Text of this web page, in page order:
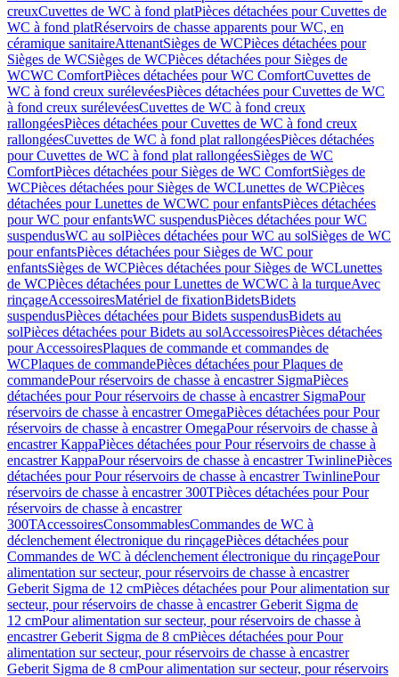
creuxCuvettes de WC à fond platPièces détachées pour Cuvettes de
WC à fond platRéservoirs de chasse apparents pour WC, en
céramique sanitaireAttenantSièges de WCPièces détachées pour
Sièges de WCSièges de WCPièces détachées pour Sièges de
WCWC ComfortPièces détachées pour WC ComfortCuvettes de
WC à fond creux surélevéesPièces détachées pour Cuvettes de WC
à fond creux surélevéesCuvettes de WC à fond creux
rallongéesPièces détachées pour Cuvettes de WC à fond creux
rallongéesCuvettes de WC à fond plat rallongéesPièces détachées
pour Cuvettes de WC à fond plat rallongéesSièges de WC
ComfortPièces détachées pour Sièges de WC ComfortSièges de
WCPièces détachées pour Sièges de WCLunettes de WCPièces
détachées pour Lunettes de WCWC pour enfantsPièces détachées
pour WC pour enfantsWC suspendusPièces détachées pour WC
suspendusWC au solPièces détachées pour WC au solSièges de WC
pour enfantsPièces détachées pour Sièges de WC pour
enfantsSièges de WCPièces détachées pour Sièges de WCLunettes
de WCPièces détachées pour Lunettes de WCWC à la turqueAvec
rinçageAccessoiresMatériel de fixationBidetsBidets
suspendusPièces détachées pour Bidets suspendusBidets au
solPièces détachées pour Bidets au solAccessoiresPièces détachées
pour AccessoiresPlaques de commande et commandes de
WCPlaques de commandePièces détachées pour Plaques de
commandePour réservoirs de chasse à encastrer SigmaPièces
détachées pour Pour réservoirs de chasse à encastrer SigmaPour
réservoirs de chasse à encastrer OmegaPièces détachées pour Pour
réservoirs de chasse à encastrer OmegaPour réservoirs de chasse à
encastrer KappaPièces détachées pour Pour réservoirs de chasse à
encastrer KappaPour réservoirs de chasse à encastrer TwinlinePièces
détachées pour Pour réservoirs de chasse à encastrer TwinlinePour
réservoirs de chasse à encastrer 300TPièces détachées pour Pour
réservoirs de chasse à encastrer
300TAccessoiresConsommablesCommandes de WC à
déclenchement électronique du rinçagePièces détachées pour
Commandes de WC à déclenchement électronique du rinçagePour
alimentation sur secteur, pour réservoirs de chasse à encastrer
Geberit Sigma de 12 cmPièces détachées pour Pour alimentation sur
secteur, pour réservoirs de chasse à encastrer Geberit Sigma de
12 cmPour alimentation sur secteur, pour réservoirs de chasse à
encastrer Geberit Sigma de 8 cmPièces détachées pour Pour
alimentation sur secteur, pour réservoirs de chasse à encastrer
Geberit Sigma de 8 cmPour alimentation sur secteur, pour réservoirs